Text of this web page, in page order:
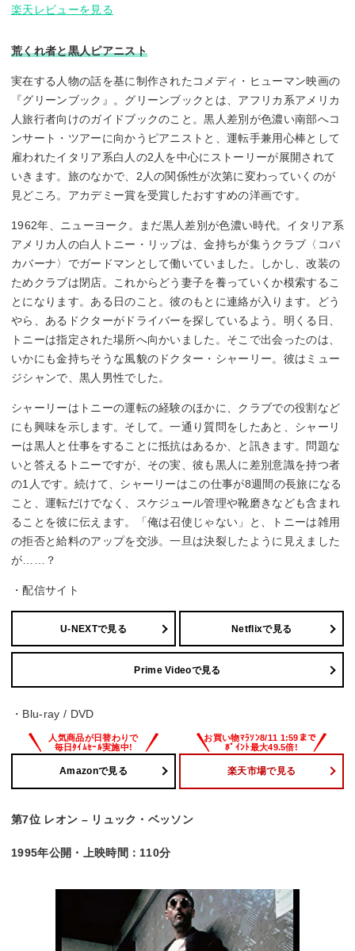
楽天レビューを見る
荒くれ者と黒人ピアニスト
実在する人物の話を基に制作されたコメディ・ヒューマン映画の
『グリーンブック』。グリーンブックとは、アフリカ系アメリカ
人旅行者向けのガイドブックのこと。黒人差別が色濃い南部へコ
ンサート・ツアーに向かうピアニストと、運転手兼用心棒として
雇われたイタリア系白人の2人を中心にストーリーが展開されて
いきます。旅のなかで、2人の関係性が次第に変わっていくのが
見どころ。アカデミー賞を受賞したおすすめの洋画です。
1962年、ニューヨーク。まだ黒人差別が色濃い時代。イタリア系
アメリカ人の白人トニー・リップは、金持ちが集うクラブ〈コパ
カバーナ〉でガードマンとして働いていました。しかし、改装の
ためクラブは閉店。これからどう妻子を養っていくか模索するこ
とになります。ある日のこと。彼のもとに連絡が入ります。どう
やら、あるドクターがドライバーを探しているよう。明くる日、
トニーは指定された場所へ向かいました。そこで出会ったのは、
いかにも金持ちそうな風貌のドクター・シャーリー。彼はミュー
ジシャンで、黒人男性でした。
シャーリーはトニーの運転の経験のほかに、クラブでの役割など
にも興味を示します。そして。一通り質問をしたあと、シャーリ
ーは黒人と仕事をすることに抵抗はあるか、と訊きます。問題な
いと答えるトニーですが、その実、彼も黒人に差別意識を持つ者
の1人です。続けて、シャーリーはこの仕事が8週間の長旅になる
こと、運転だけでなく、スケジュール管理や靴磨きなども含まれ
ることを彼に伝えます。「俺は召使じゃない」と、トニーは雑用
の拒否と給料のアップを交渉。一旦は決裂したように見えました
が……？
・配信サイト
U-NEXTで見る Netflixで見る
Prime Videoで見る
・Blu-ray / DVD
Amazonで見る 楽天市場で見る
第7位 レオン – リュック・ベッソン
1995年公開・上映時間：110分